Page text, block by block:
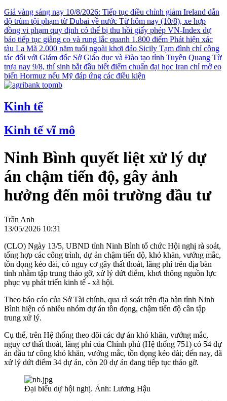
Giá vàng sáng nay 10/8/2026: Tiếp tục điều chỉnh giảm Ireland dẫn
độ trùm tội phạm từ Dubai về nước Từ hôm nay (10/8), xe hợp
đồng vi phạm quy định có thể bị thu hồi giấy phép VN-Index dự
báo tiếp tục giằng co và rung lắc quanh 1.800 điểm Phát hiện xác
tàu La Mã 2.000 năm tuổi ngoài khơi đảo Sicily Tạm đình chỉ công
tác đối với Giám đốc Sở Giáo dục và Đào tạo tỉnh Tuyên Quang Từ
trưa nay 9/8, thí sinh bắt đầu biết điểm chuẩn đại học Iran chỉ mở eo
biển Hormuz nếu Mỹ đáp ứng các điều kiện
Kinh tế
Kinh tế vĩ mô
Ninh Bình quyết liệt xử lý dự
án chậm tiến độ, gây ảnh
hưởng đến môi trường đầu tư
Trần Anh
13/05/2026 10:31
(CLO) Ngày 13/5, UBND tỉnh Ninh Bình tổ chức Hội nghị rà soát,
tổng hợp các công trình, dự án chậm tiến độ, khó khăn, vướng mắc,
tồn đọng kéo dài, có nguy cơ gây thất thoát, lãng phí trên địa bàn
tỉnh nhằm tập trung tháo gỡ, xử lý dứt điểm, khơi thông nguồn lực
phục vụ phát triển kinh tế - xã hội.
Theo báo cáo của Sở Tài chính, qua rà soát trên địa bàn tỉnh Ninh
Bình hiện có nhiều nhóm dự án tồn đọng, chậm tiến độ cần tập
trung xử lý.
Cụ thể, trên Hệ thống theo dõi các dự án khó khăn, vướng mắc,
nguy cơ thất thoát, lãng phí của Chính phủ (Hệ thống 751) có 54 dự
án đầu tư công khó khăn, vướng mắc, tồn đọng kéo dài; đến nay, đã
xử lý dứt điểm 34 dự án, còn 20 dự án đang tiếp tục tháo gỡ.
Đại biểu dự hội nghị. Ảnh: Lương Hậu